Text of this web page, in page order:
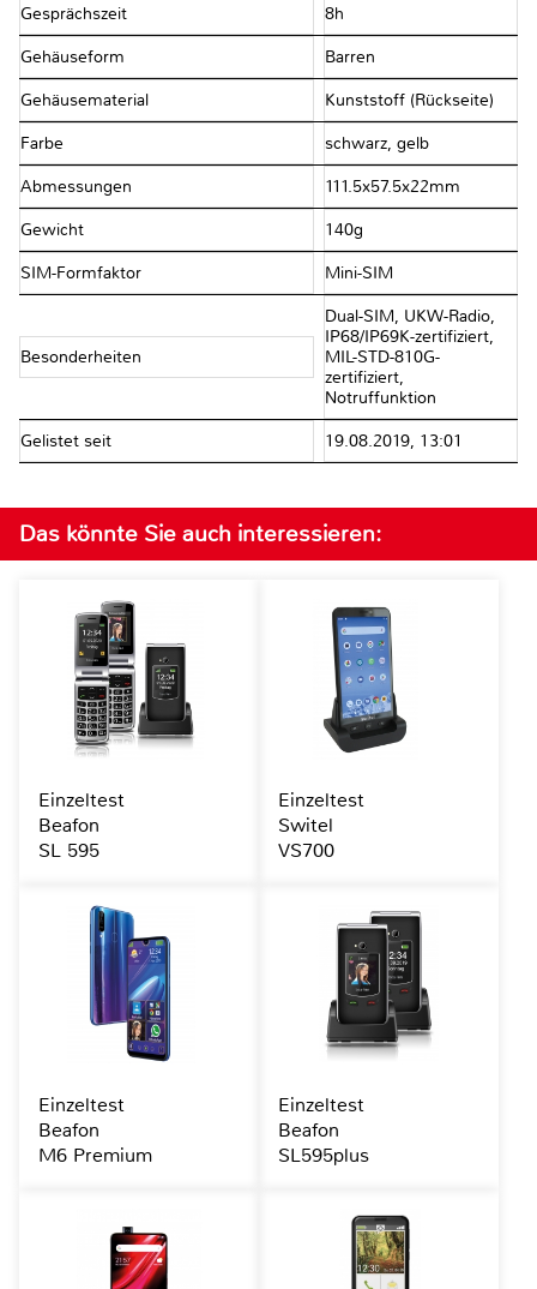
Gesprächszeit 8h
Gehäuseform Barren
Gehäusematerial Kunststoff (Rückseite)
Farbe schwarz, gelb
Abmessungen 111.5x57.5x22mm
Gewicht 140g
SIM-Formfaktor Mini-SIM
Besonderheiten
Dual-SIM, UKW-Radio,
IP68/​IP69K-zertifiziert,
MIL-STD-810G-
zertifiziert,
Notruffunktion
Gelistet seit 19.08.2019, 13:01
Das könnte Sie auch interessieren:
Einzeltest
Beafon
SL 595
Einzeltest
Switel
VS700
Einzeltest
Beafon
M6 Premium
Einzeltest
Beafon
SL595plus